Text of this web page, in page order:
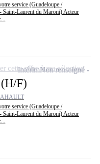
service (Guadeloupe /
Saint-Laurent du Maroni) Acteur
F)
service (Guadeloupe /
Saint-Laurent du Maroni) Acteur
IntérimNon renseigné
cette offre à ma sélection